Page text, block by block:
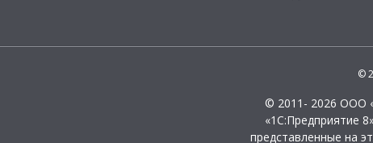
©
© 2011- 2026 ООО
«1С:Предприятие
представленные на